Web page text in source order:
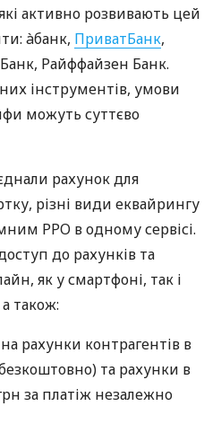
активно розвивають цей
àбанк, ПриватБанк,
Райффайзен Банк.
інструментів, умови
можуть суттєво
рахунок для
різні види еквайрингу
РРО в одному сервісі.
до рахунків та
як у смартфоні, так і
також:
рахунки контрагентів в
та рахунки в
за платіж незалежно